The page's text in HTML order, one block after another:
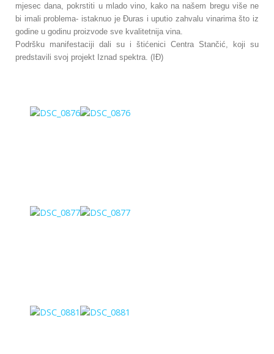
mjesec dana, pokrstiti u mlado vino, kako na našem bregu više ne
bi imali problema- istaknuo je Đuras i uputio zahvalu vinarima što iz
godine u godinu proizvode sve kvalitetnija vina.
Podršku manifestaciji dali su i štićenici Centra Stančić, koji su
predstavili svoj projekt Iznad spektra. (IĐ)